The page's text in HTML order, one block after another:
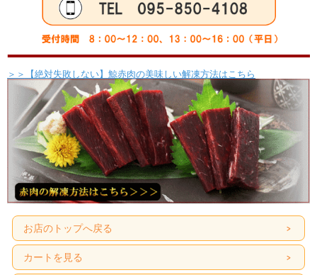
＞＞【絶対失敗しない】鯨赤肉の美味しい解凍方法はこちら
お店のトップへ戻る
カートを見る